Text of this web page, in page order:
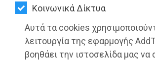
Kοινωνικά Δίκτυα
Αυτά τα cookies
λειτουργία της εφαρμογής
βοηθάει την ιστοσελίδα μας να
ΨΙΘΥΡΟΙ
ΑΠΟΣΤΟΛΗ
ΑΡΘΡΩΝ
Από τo